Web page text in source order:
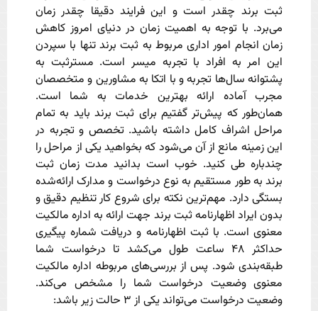
ثبت برند چقدر است و این فرایند دقیقا چقدر زمان
می‌برد. با توجه به اهمیت زمان در دنیای امروز کاهش
زمان انجام امور اداری مربوط به ثبت برند تنها با سپردن
این امر به افراد با تجربه میسر است. مسترثبت به
پشتوانه سال‌ها تجربه و با اتکا به مشاورین و متخصصان
مجرب آماده ارائه بهترین خدمات به شما است.
همان‌طور که پیش‌تر گفتیم برای ثبت برند باید به تمام
مراحل اشراف کامل داشته باشید. تخصص و تجربه در
این زمینه مانع از آن می‌شود که بخواهید یکی از مراحل را
چندباره طی کنید. خوب است بدانید مدت زمان ثبت
برند به طور مستقیم به نوع درخواست و مدارک ارائه‌شده
بستگی دارد. مهم‌ترین نکته برای شروع کار تنظیم دقیق و
بدون ایراد اظهارنامه ثبت برند جهت ارائه به اداره مالکیت
معنوی است. با ثبت اظهارنامه و دریافت شماره پیگیری
حداکثر ۴۸ ساعت طول می‌کشد تا درخواست شما
طبقه‌بندی شود. پس از بررسی‌های مربوطه اداره مالکیت
معنوی وضعیت درخواست شما را مشخص می‌کند.
وضعیت درخواست می‌تواند یکی از ۳ حالت زیر باشد: